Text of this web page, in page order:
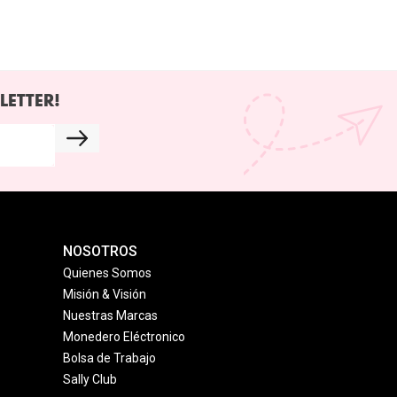
NOSOTROS
Quienes Somos
Misión & Visión
Nuestras Marcas
Monedero Eléctronico
Bolsa de Trabajo
Sally Club